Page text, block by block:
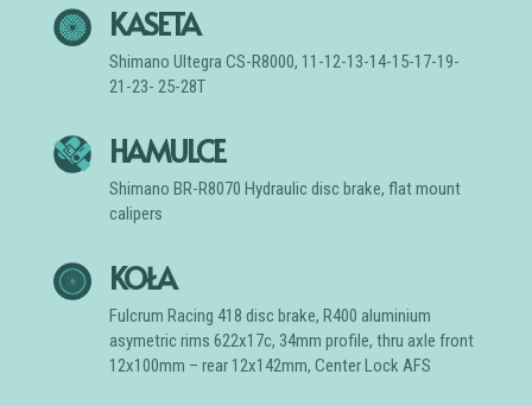
KASETA
Shimano Ultegra CS-R8000, 11-12-13-14-15-17-19-
21-23- 25-28T
HAMULCE
Shimano BR-R8070 Hydraulic disc brake, flat mount
calipers
KOŁA
Fulcrum Racing 418 disc brake, R400 aluminium
asymetric rims 622x17c, 34mm profile, thru axle front
12x100mm – rear 12x142mm, Center Lock AFS